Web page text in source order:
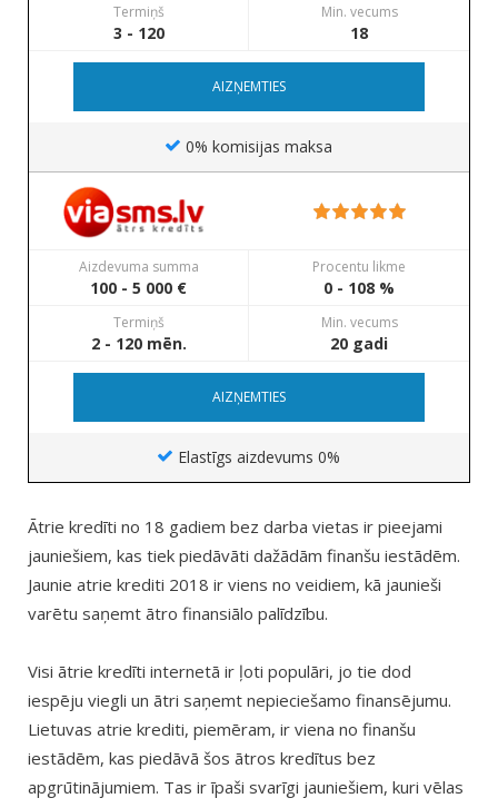
Termiņš
3 - 120
Min. vecums
18
AIZŅEMTIES
0% komisijas maksa
Aizdevuma summa
100 - 5 000 €
Procentu likme
0 - 108 %
Termiņš
2 - 120 mēn.
Min. vecums
20 gadi
AIZŅEMTIES
Elastīgs aizdevums 0%
Ātrie kredīti no 18 gadiem bez darba vietas ir pieejami
jauniešiem, kas tiek piedāvāti dažādām finanšu iestādēm.
Jaunie atrie krediti 2018 ir viens no veidiem, kā jaunieši
varētu saņemt ātro finansiālo palīdzību.
Visi ātrie kredīti internetā ir ļoti populāri, jo tie dod
iespēju viegli un ātri saņemt nepieciešamo finansējumu.
Lietuvas atrie krediti, piemēram, ir viena no finanšu
iestādēm, kas piedāvā šos ātros kredītus bez
apgrūtinājumiem. Tas ir īpaši svarīgi jauniešiem, kuri vēlas